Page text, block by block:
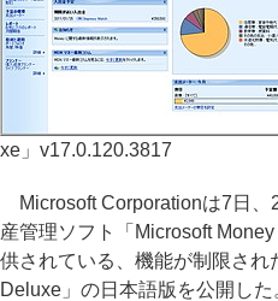
xe」v17.0.120.3817
Microsoft Corporationは7日、
産管理ソフト「Microsoft
供されている、機能が制限さ
Deluxe」の日本語版を公開し